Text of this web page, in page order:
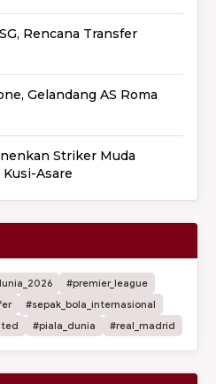
Rencana Transfer
Gelandang AS Roma
Striker Muda
Asare
#premier_league
#sepak_bola_internasional
#piala_dunia #real_madrid